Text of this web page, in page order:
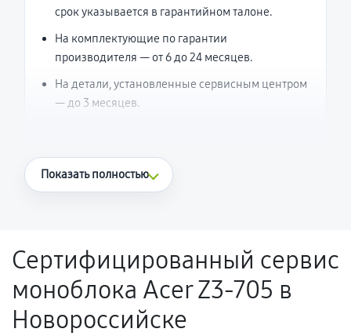
срок указывается в гарантийном талоне.
На комплектующие по гарантии
производителя — от 6 до 24 месяцев.
На детали, установленные сервисным центром
— до 3 месяцев.
Что считается гарантийным случаем
Поломка установленной детали при
нормальной эксплуатации в течение
гарантийного срока.
Несоответствие комплектующей заявленным
Показать полностью
Сертифицированный сервис
моноблока Acer Z3-705 в
Новороссийске